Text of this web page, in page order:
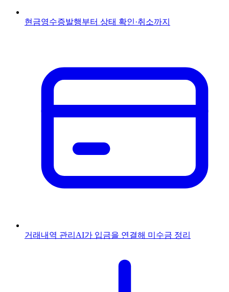
현금영수증발행부터 상태 확인·취소까지
거래내역 관리 AI가 입금을 연결해 미수금 정리